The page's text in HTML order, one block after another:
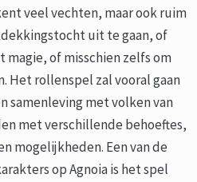
veel vechten, maar ook ruim
uit te gaan, of
of misschien zelfs om
Het rollenspel zal vooral gaan
samenleving met volken van
met verschillende behoeftes,
mogelijkheden. Een van de
op Agnoia is het spel